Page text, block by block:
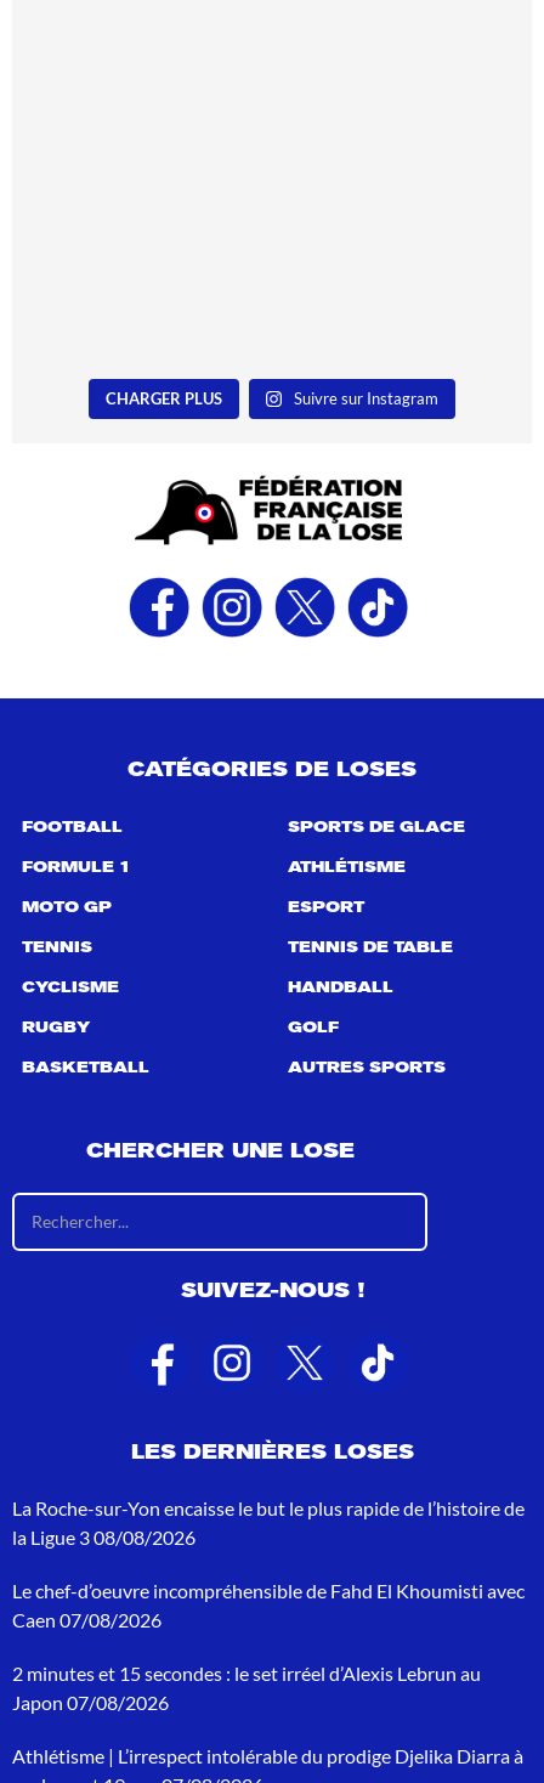
CHARGER PLUS Suivre sur Instagram
CATÉGORIES DE LOSES
FOOTBALL
FORMULE 1
MOTO GP
TENNIS
CYCLISME
RUGBY
BASKETBALL
SPORTS DE GLACE
ATHLÉTISME
ESPORT
TENNIS DE TABLE
HANDBALL
GOLF
AUTRES SPORTS
CHERCHER UNE LOSE
s
l
a
t
s
r
c
c
o
:
SUIVEZ-NOUS !
LES DERNIÈRES LOSES
La Roche-sur-Yon encaisse le but le plus rapide de l’histoire de
la Ligue 308/08/2026
Le chef-d’oeuvre incompréhensible de Fahd El Khoumisti avec
Caen 07/08/2026
2 minutes et 15 secondes : le set irréel d’Alexis Lebrun au
Japon 07/08/2026
Athlétisme | L’irrespect intolérable du prodige Djelika Diarra à